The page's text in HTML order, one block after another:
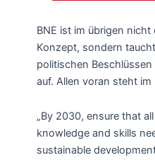
BNE ist im übrigen
Konzept, sondern
politischen
auf. Allen voran steht im
„By 2030, ensure that
knowledge and skills
sustainable